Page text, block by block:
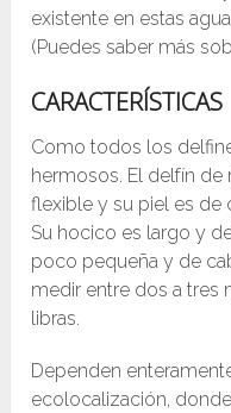
existente en estas
(Puedes saber más
CARACTERÍSTICAS
Como todos los
hermosos. El delfín
flexible y su piel es
Su hocico es largo y
poco pequeña y de
medir entre dos a tres
libras.
Dependen
ecolocalización,